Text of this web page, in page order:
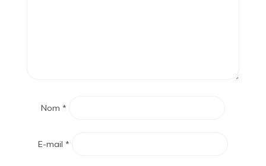
Nom *
E-mail *